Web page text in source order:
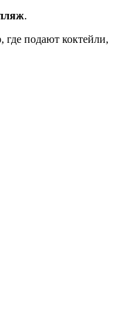
.
подают коктейли,